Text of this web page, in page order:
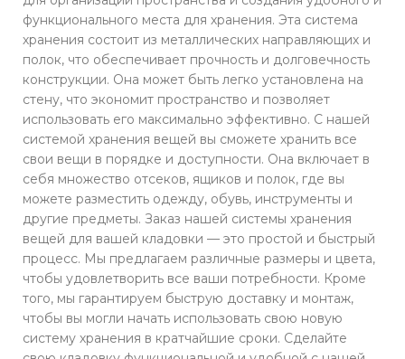
функционального места для хранения. Эта система
хранения состоит из металлических направляющих и
полок, что обеспечивает прочность и долговечность
конструкции. Она может быть легко установлена на
стену, что экономит пространство и позволяет
использовать его максимально эффективно. С нашей
системой хранения вещей вы сможете хранить все
свои вещи в порядке и доступности. Она включает в
себя множество отсеков, ящиков и полок, где вы
можете разместить одежду, обувь, инструменты и
другие предметы. Заказ нашей системы хранения
вещей для вашей кладовки — это простой и быстрый
процесс. Мы предлагаем различные размеры и цвета,
чтобы удовлетворить все ваши потребности. Кроме
того, мы гарантируем быструю доставку и монтаж,
чтобы вы могли начать использовать свою новую
систему хранения в кратчайшие сроки. Сделайте